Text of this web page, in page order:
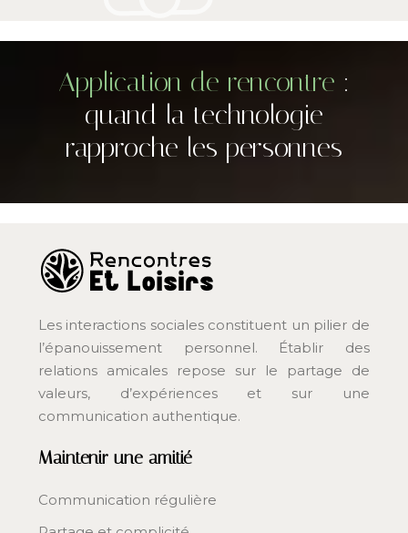
Application de rencontre :
quand la technologie
rapproche les personnes
Les interactions sociales constituent un pilier de
l’épanouissement personnel. Établir des
relations amicales repose sur le partage de
valeurs, d’expériences et sur une
communication authentique.
Maintenir une amitié
Communication régulière